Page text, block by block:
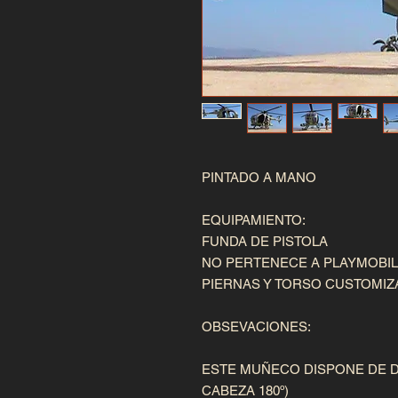
PINTADO A MANO
EQUIPAMIENTO:
FUNDA DE PISTOLA
NO PERTENECE A PLAYMOBIL
PIERNAS Y TORSO
OBSEVACIONES:
ESTE MUÑECO DISPONE DE
CABEZA 180º)